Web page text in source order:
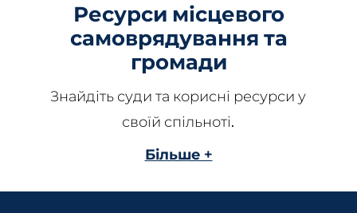
Ресурси місцевого
самоврядування та
громади
Знайдіть суди та корисні ресурси у
своїй спільноті.
Більше +